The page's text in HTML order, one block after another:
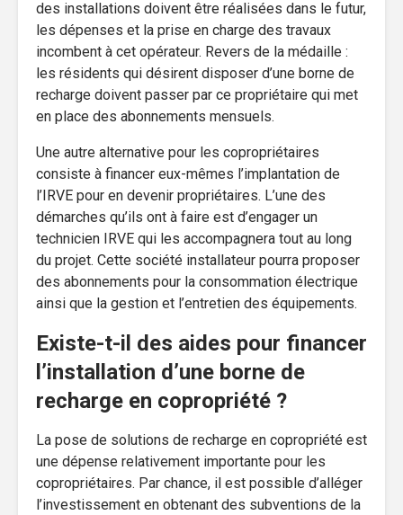
des installations doivent être réalisées dans le futur,
les dépenses et la prise en charge des travaux
incombent à cet opérateur. Revers de la médaille :
les résidents qui désirent disposer d’une borne de
recharge doivent passer par ce propriétaire qui met
en place des abonnements mensuels.
Une autre alternative pour les copropriétaires
consiste à financer eux-mêmes l’implantation de
l’IRVE pour en devenir propriétaires. L’une des
démarches qu’ils ont à faire est d’engager un
technicien IRVE qui les accompagnera tout au long
du projet. Cette société installateur pourra proposer
des abonnements pour la consommation électrique
ainsi que la gestion et l’entretien des équipements.
Existe-t-il des aides pour financer
l’installation d’une borne de
recharge en copropriété ?
La pose de solutions de recharge en copropriété est
une dépense relativement importante pour les
copropriétaires. Par chance, il est possible d’alléger
l’investissement en obtenant des subventions de la